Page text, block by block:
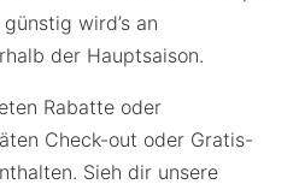
wird’s an
der Hauptsaison.
Rabatte oder
Check-out oder Gratis-
Sieh dir unsere